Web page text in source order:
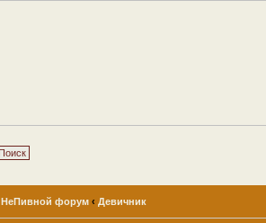
НеПивной форум ‹ Девичник